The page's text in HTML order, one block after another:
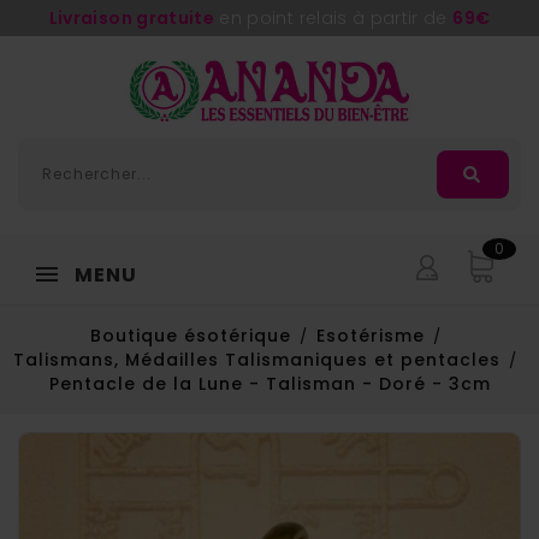
Livraison gratuite 69€
MENU
0
Boutique ésotérique
Esotérisme
Talismans, Médailles Talismaniques et pentacles
Pentacle de la Lune - Talisman - Doré - 3cm